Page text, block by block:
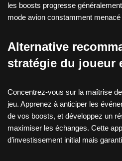
les boosts progresse
mode avion constamment
Alternative
stratégie du joueur
Concentrez-vous sur la maîtrise
jeu. Apprenez à anticiper les
de vos boosts, et développez un
maximiser les échanges. Cette
d’investissement initial mais